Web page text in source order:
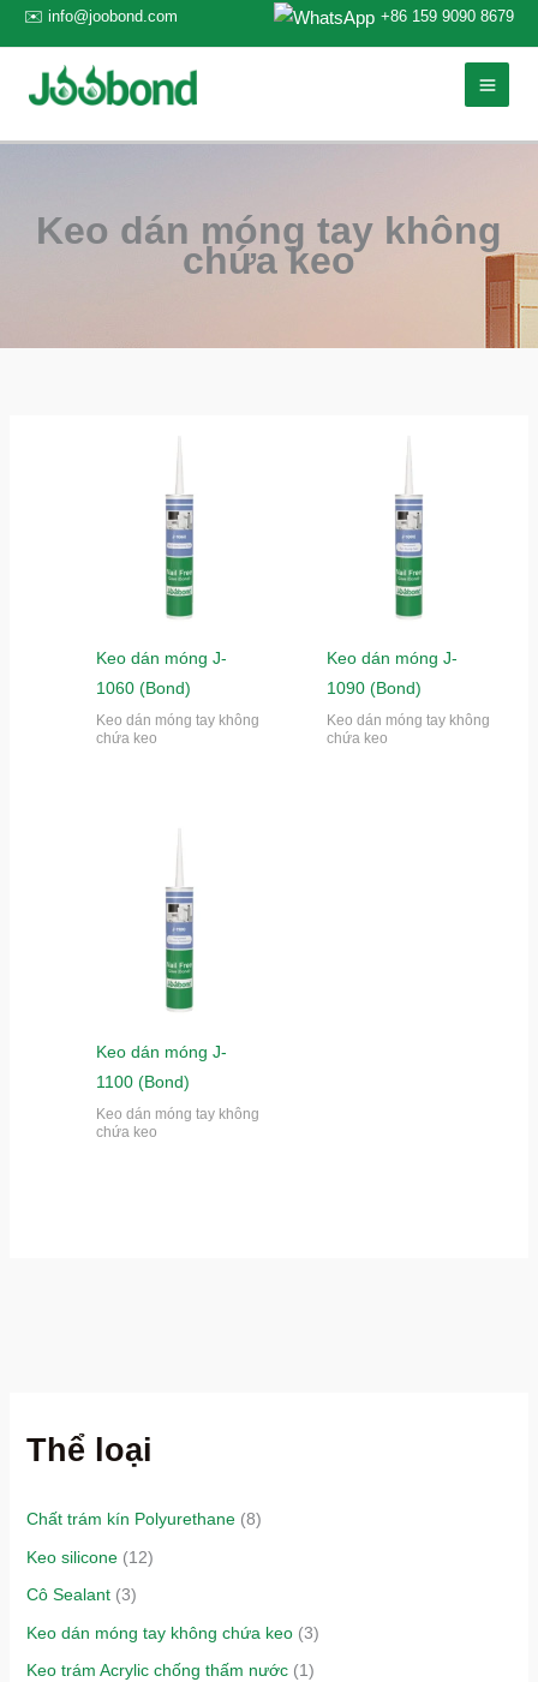
Nhảy
tới
dung
✉️ info@joobond.com +86 159 9090 8679
Keo dán móng tay không
chứa keo
Thể loại
Chất trám kín Polyurethane (8)
Keo silicone (12)
Cô Sealant (3)
Keo dán móng tay không chứa keo (3)
Keo trám Acrylic chống thấm nước (1)
Keo dán móng J-
1060 (Bond)
Keo dán móng tay không
chứa keo
Keo dán móng J-
1090 (Bond)
Keo dán móng tay không
chứa keo
Keo dán móng J-
1100 (Bond)
Keo dán móng tay không
chứa keo